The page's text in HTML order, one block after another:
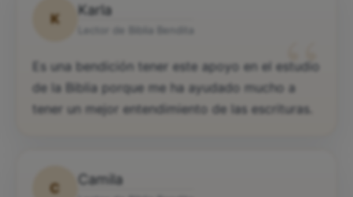
K
Karla
“
Es una bendición tener este apoyo en el estudio
de la Biblia porque me ha ayudado mucho a
tener un mejor entendimiento de las escrituras.
C
Camila